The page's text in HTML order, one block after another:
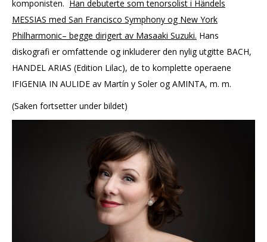
komponisten. Han debuterte som tenorsolist i Händels
MESSIAS med San Francisco Symphony og New York
Philharmonic– begge dirigert av Masaaki Suzuki. Hans
diskografi er omfattende og inkluderer den nylig utgitte BACH,
HANDEL ARIAS (Edition Lilac), de to komplette operaene
IFIGENIA IN AULIDE av Martín y Soler og AMINTA, m. m.
(Saken fortsetter under bildet)